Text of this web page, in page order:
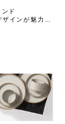
ド
インが魅力の